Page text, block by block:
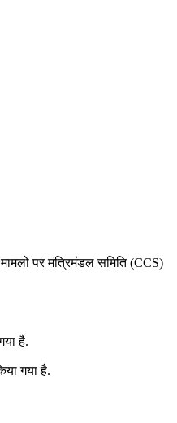
पर मंत्रिमंडल समिति (CCS)
है.
गया है.